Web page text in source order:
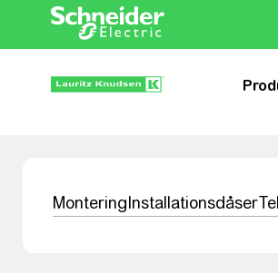
MonteringInstallationsdåser